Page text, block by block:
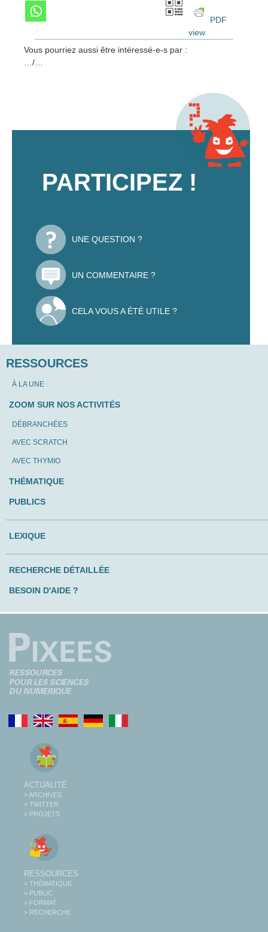
PDF
view
Vous pourriez aussi être intéressé-e-s par :
…/…
PARTICIPEZ !
UNE QUESTION ?
UN COMMENTAIRE ?
CELA VOUS A ÉTÉ UTILE ?
RESSOURCES
À LA UNE
ZOOM SUR NOS ACTIVITÉS
DÉBRANCHÉES
AVEC SCRATCH
AVEC THYMIO
THÉMATIQUE
PUBLICS
LEXIQUE
RECHERCHE DÉTAILLÉE
BESOIN D'AIDE ?
ACTUALITÉ
> ARCHIVES
> TWITTER
> PROJETS
RESSOURCES
> THÉMATIQUE
> PUBLIC
> FORMAT
> RECHERCHE